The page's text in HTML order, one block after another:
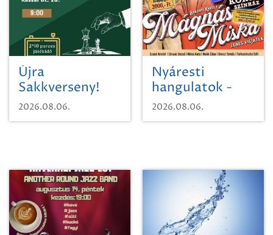
Újra
Sakkverseny!
2026.08.06.
Nyáresti
hangulatok -
Mágnás Miska
2026.08.06.